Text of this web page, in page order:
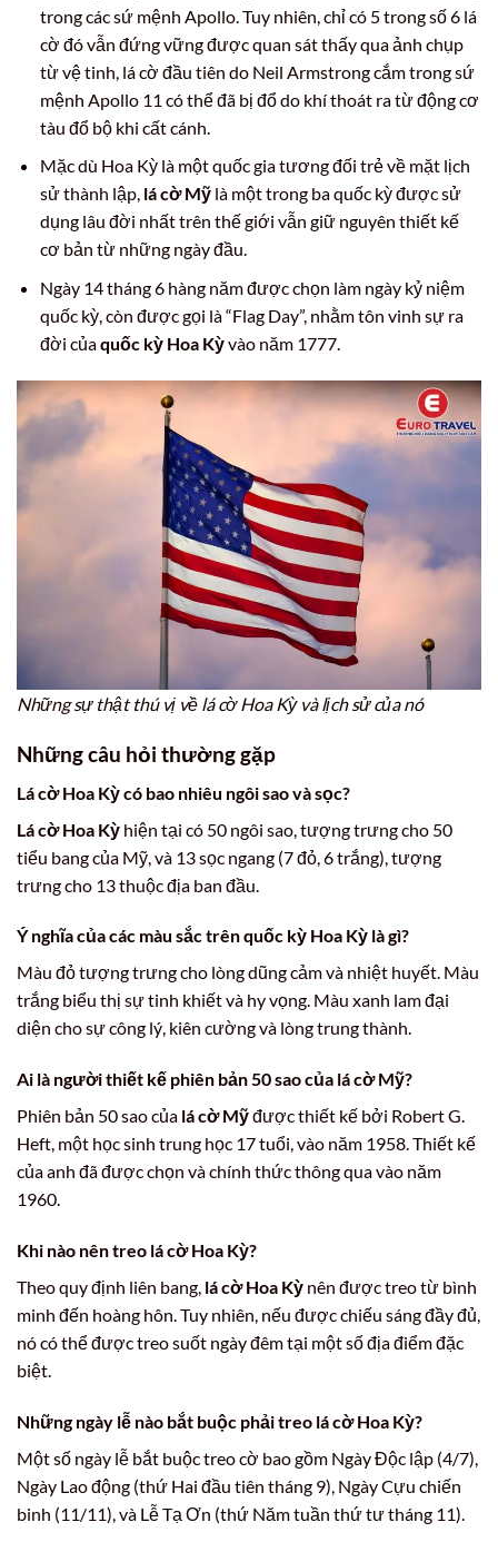
trong các sứ mệnh Apollo. Tuy nhiên, chỉ có 5 trong số 6 lá
cờ đó vẫn đứng vững được quan sát thấy qua ảnh chụp
từ vệ tinh, lá cờ đầu tiên do Neil Armstrong cắm trong sứ
mệnh Apollo 11 có thể đã bị đổ do khí thoát ra từ động cơ
tàu đổ bộ khi cất cánh.
Mặc dù Hoa Kỳ là một quốc gia tương đối trẻ về mặt lịch
sử thành lập, lá cờ Mỹlà một trong ba quốc kỳ được sử
dụng lâu đời nhất trên thế giới vẫn giữ nguyên thiết kế
cơ bản từ những ngày đầu.
Ngày 14 tháng 6 hàng năm được chọn làm ngày kỷ niệm
quốc kỳ, còn được gọi là “Flag Day”, nhằm tôn vinh sự ra
đời củaquốc kỳ Hoa Kỳvào năm 1777.
Những sự thật thú vị về lá cờ Hoa Kỳ và lịch sử của nó
Những câu hỏi thường gặp
Lá cờ Hoa Kỳcó bao nhiêu ngôi sao và sọc?
Lá cờ Hoa Kỳ hiện tại có 50 ngôi sao, tượng trưng cho 50
tiểu bang của Mỹ, và 13 sọc ngang (7 đỏ, 6 trắng), tượng
trưng cho 13 thuộc địa ban đầu.
Ý nghĩa của các màu sắc trênquốc kỳ Hoa Kỳ là gì?
Màu đỏ tượng trưng cho lòng dũng cảm và nhiệt huyết. Màu
trắng biểu thị sự tinh khiết và hy vọng. Màu xanh lam đại
diện cho sự công lý, kiên cường và lòng trung thành.
Ai là người thiết kế phiên bản 50 sao của lá cờ Mỹ?
Phiên bản 50 sao của lá cờ Mỹđược thiết kế bởi Robert G.
Heft, một học sinh trung học 17 tuổi, vào năm 1958. Thiết kế
của anh đã được chọn và chính thức thông qua vào năm
1960.
Khi nào nên treo lá cờ Hoa Kỳ?
Theo quy định liên bang, lá cờ Hoa Kỳ nên được treo từ bình
minh đến hoàng hôn. Tuy nhiên, nếu được chiếu sáng đầy đủ,
nó có thể được treo suốt ngày đêm tại một số địa điểm đặc
biệt.
Những ngày lễ nào bắt buộc phải treo lá cờ Hoa Kỳ?
Một số ngày lễ bắt buộc treo cờ bao gồm Ngày Độc lập (4/7),
Ngày Lao động (thứ Hai đầu tiên tháng 9), Ngày Cựu chiến
binh (11/11), và Lễ Tạ Ơn (thứ Năm tuần thứ tư tháng 11).